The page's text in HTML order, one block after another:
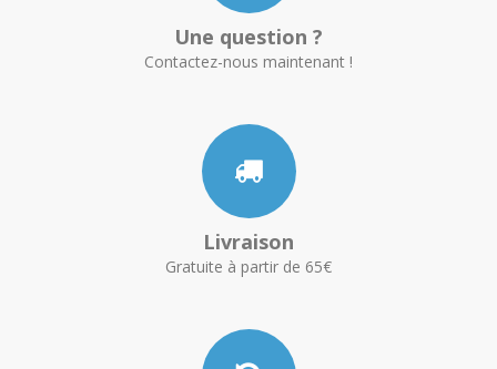
Une question ?
Contactez-nous maintenant !
Livraison
Gratuite à partir de 65€